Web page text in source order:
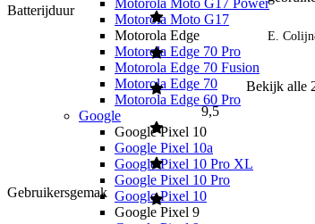
Motorola Moto G17 Power
Motorola Moto G17
Motorola Edge
Motorola Edge 70 Pro
Motorola Edge 70 Fusion
Motorola Edge 70
Motorola Edge 60 Pro
Google
Google Pixel 10
Google Pixel 10a
Google Pixel 10 Pro XL
Google Pixel 10 Pro
Google Pixel 10
Google Pixel 9
Batterijduur
Gebruikersgemak
9,5
E. Colijn
Bekijk alle